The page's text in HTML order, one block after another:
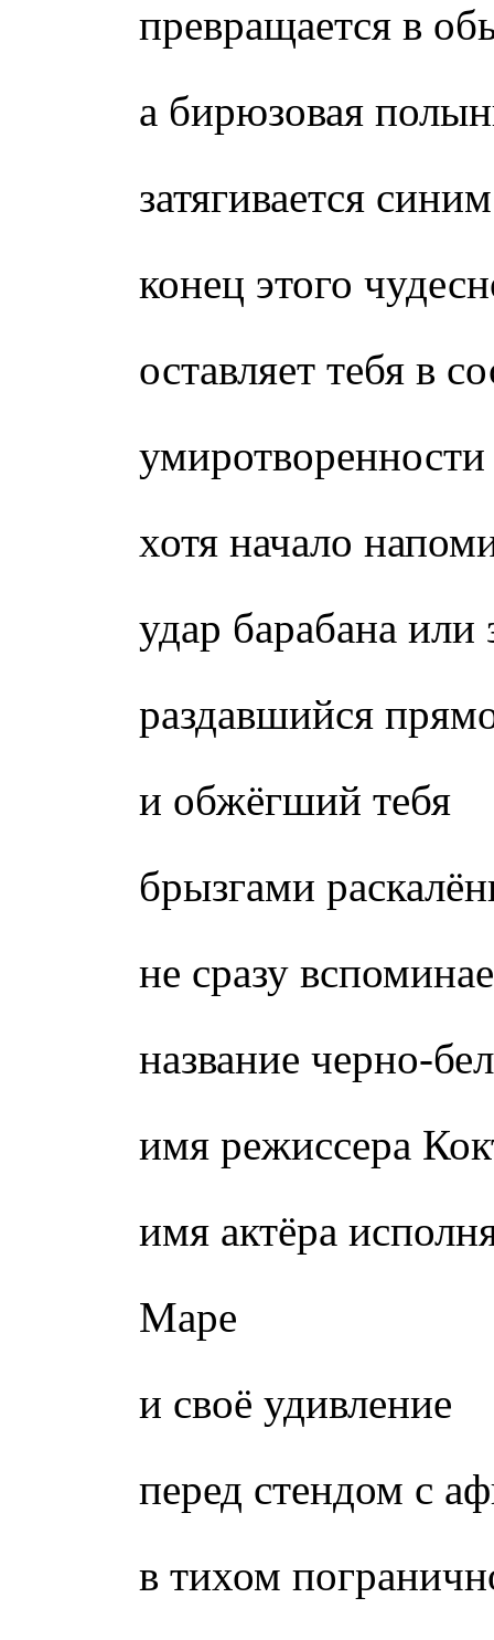
превращается в
а бирюзовая
затягивается
конец этого
оставляет тебя в
умиротворенности
хотя начало
удар барабана или
раздавшийся
и обжёгший тебя
брызгами
не сразу
название черно-
имя режиссера
имя актёра
Маре
и своё удивление
перед стендом с
в тихом